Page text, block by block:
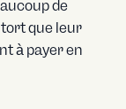
de
que leur
à payer en